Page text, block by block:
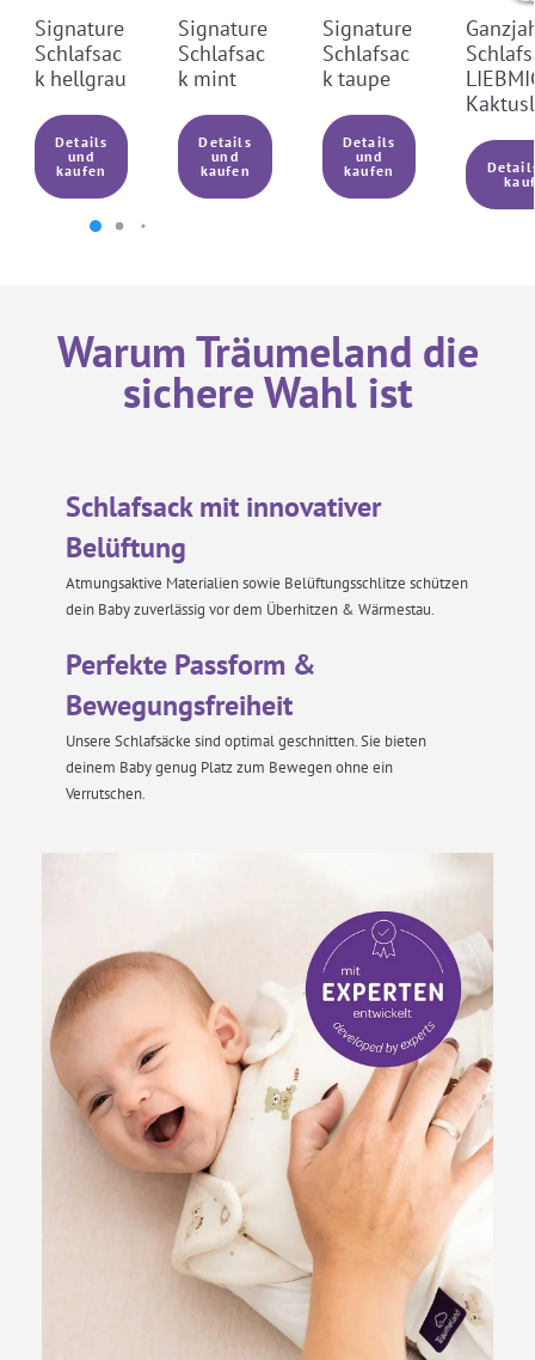
besonders am Herzen weshalb alle unsere
Produkte mehrfach und unabhängig auf
Antimon und Schadstoffe geprüft und
sind für uns selbstverständlich!
Der Schlafsack ist nicht nur wunderbar
kuschelig sondern auch aus hochwertigsten
Materialen hergestellt. Die in Kombination
mit Polyester verwendete TENCEL™ Faser
nimmt deutlich mehr Feuchtigkeit auf als
Baumwolle und sorgt dadurch für ein noch
trockeneres und gesünderes Schlafklima.
Darüber hinaus wirkt sie
temperaturregulierend.
Signature
Schlafsac
k hellgrau
Details
und
kaufen
Signature
Schlafsac
k mint
Details
und
kaufen
Signature
Schlafsac
k taupe
Details
und
kaufen
Warum Träumeland die
sichere Wahl ist
Schlafsack mit innovativer
Belüftung
Atmungsaktive Materialien sowie Belüftungsschlitze schützen
dein Baby zuverlässig vor dem Überhitzen & Wärmestau.
Perfekte Passform &
Bewegungsfreiheit
Unsere Schlafsäcke sind optimal geschnitten. Sie bieten
deinem Baby genug Platz zum Bewegen ohne ein
Verrutschen.